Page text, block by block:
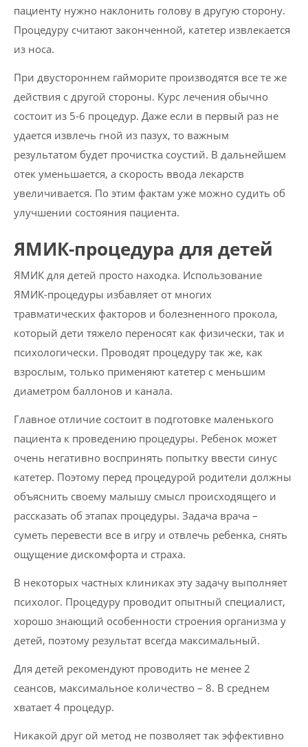
пациенту нужно наклонить голову в другую сторону.
Процедуру считают законченной, катетер извлекается
из носа.
При двустороннем гайморите производятся все те же
действия с другой стороны. Курс лечения обычно
состоит из 5-6 процедур. Даже если в первый раз не
удается извлечь гной из пазух, то важным
результатом будет прочистка соустий. В дальнейшем
отек уменьшается, а скорость ввода лекарств
увеличивается. По этим фактам уже можно судить об
улучшении состояния пациента.
ЯМИК-процедура для детей
ЯМИК для детей просто находка. Использование
ЯМИК-процедуры избавляет от многих
травматических факторов и болезненного прокола,
который дети тяжело переносят как физически, так и
психологически. Проводят процедуру так же, как
взрослым, только применяют катетер с меньшим
диаметром баллонов и канала.
Главное отличие состоит в подготовке маленького
пациента к проведению процедуры. Ребенок может
очень негативно воспринять попытку ввести синус
катетер. Поэтому перед процедурой родители должны
объяснить своему малышу смысл происходящего и
рассказать об этапах процедуры. Задача врача –
суметь перевести все в игру и отвлечь ребенка, снять
ощущение дискомфорта и страха.
В некоторых частных клиниках эту задачу выполняет
психолог. Процедуру проводит опытный специалист,
хорошо знающий особенности строения организма у
детей, поэтому результат всегда максимальный.
Для детей рекомендуют проводить не менее 2
сеансов, максимальное количество – 8. В среднем
хватает 4 процедур.
Никакой друг ой метод не позволяет так эффективно